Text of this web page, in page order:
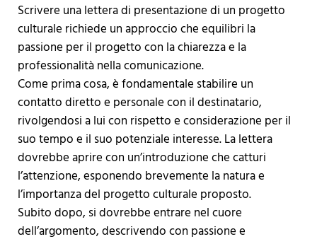
Scrivere una lettera di presentazione di un progetto
culturale richiede un approccio che equilibri la
passione per il progetto con la chiarezza e la
professionalità nella comunicazione.
Come prima cosa, è fondamentale stabilire un
contatto diretto e personale con il destinatario,
rivolgendosi a lui con rispetto e considerazione per il
suo tempo e il suo potenziale interesse. La lettera
dovrebbe aprire con un’introduzione che catturi
l’attenzione, esponendo brevemente la natura e
l’importanza del progetto culturale proposto.
Subito dopo, si dovrebbe entrare nel cuore
dell’argomento, descrivendo con passione e